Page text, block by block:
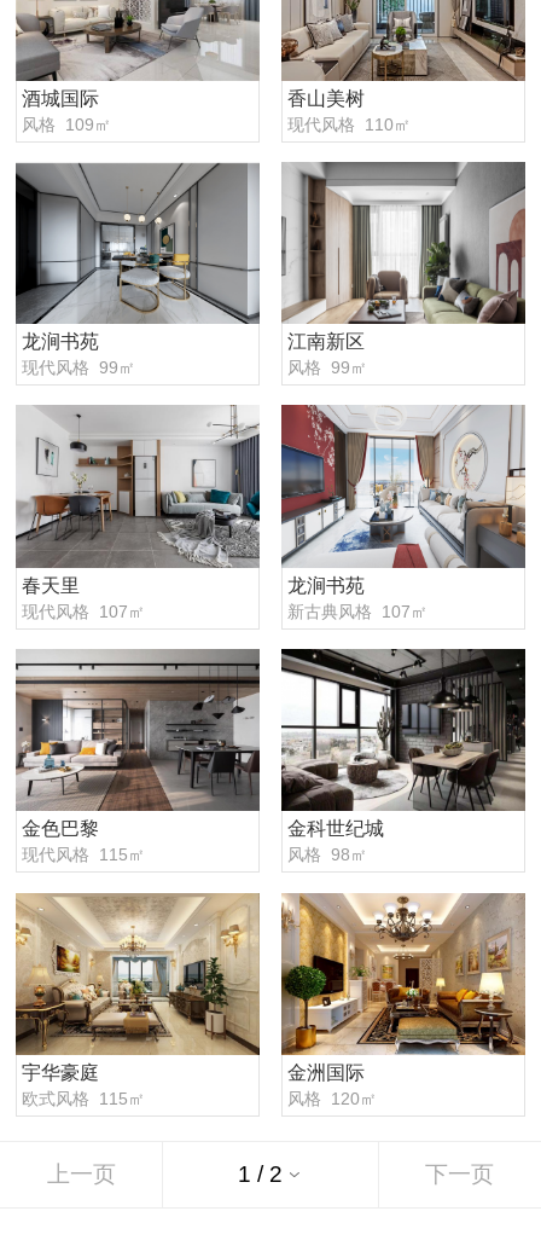
酒城国际
风格 109㎡
龙涧书苑
现代风格 99㎡
春天里
现代风格 107㎡
金色巴黎
现代风格 115㎡
宇华豪庭
欧式风格 115㎡
香山美树
现代风格 110㎡
江南新区
风格 99㎡
龙涧书苑
新古典风格 107㎡
金科世纪城
风格 98㎡
金洲国际
风格 120㎡
上一页 下一页